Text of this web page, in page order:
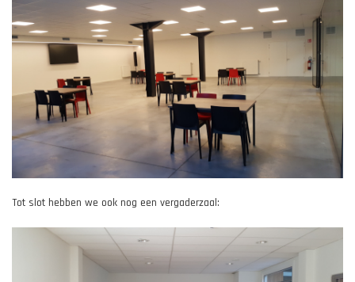
Tot slot hebben we ook nog een vergaderzaal: